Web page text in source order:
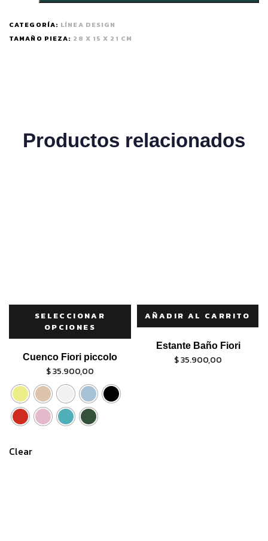
CATEGORÍA: LÍNEA DESIGN
TAMAÑO PIEZA: 28 X 15 X 21 CM
Productos relacionados
SELECCIONAR
OPCIONES
Cuenco Fiori piccolo
$35.900,00
Clear
AÑADIR AL CARRITO
Estante Baño Fiori
$35.900,00